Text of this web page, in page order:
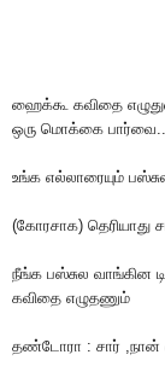
ஹைக்கூ கவிதை
ஒரு மொக்கை பார்வை..
உங்க எல்லாரையும்
(கோரசாக) தெரியாது
நீங்க பஸ்சுல வாங்கின
கவிதை எழுதணும்
தண்டோரா : சார் ,நான்